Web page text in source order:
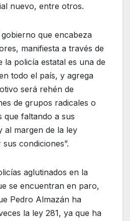
nuevo, entre otros.
que encabeza
manifiesta a través de
la policía estatal es una de
todo el país, y agrega
será rehén de
de grupos radicales o
que faltando a sus
al margen de la ley
condiciones”.
aglutinados en la
se encuentran en paro,
Pedro Almazán ha
la ley 281, ya que ha